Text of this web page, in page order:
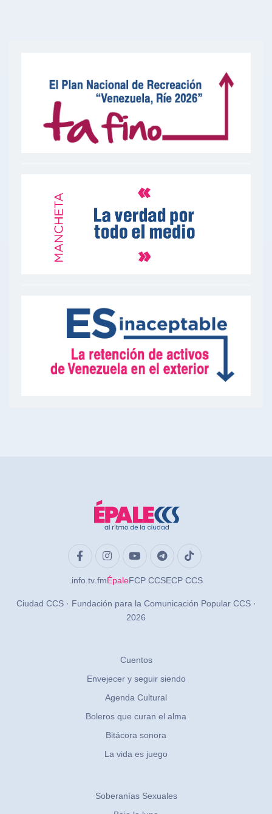
.info .tv .fmÉpaleFCP CCSECP CCS
Ciudad CCS · Fundación para la Comunicación Popular CCS ·
2026
Cuentos
Envejecer y seguir siendo
Agenda Cultural
Boleros que curan el alma
Bitácora sonora
La vida es juego
Soberanías Sexuales